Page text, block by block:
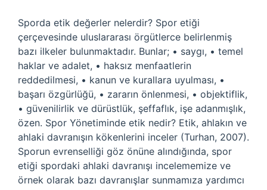
Sporda etik değerler nelerdir? Spor etiği
çerçevesinde uluslararası örgütlerce belirlenmiş
bazı ilkeler bulunmaktadır. Bunlar; • saygı, • temel
haklar ve adalet, • haksız menfaatlerin
reddedilmesi, • kanun ve kurallara uyulması, •
başarı özgürlüğü, • zararın önlenmesi, • objektiflik,
• güvenilirlik ve dürüstlük, şeffaflık, işe adanmışlık,
özen. Spor Yönetiminde etik nedir? Etik, ahlakın ve
ahlaki davranışın kökenlerini inceler (Turhan, 2007).
Sporun evrenselliği göz önüne alındığında, spor
etiği spordaki ahlaki davranışı incelememize ve
örnek olarak bazı davranışlar sunmamıza yardımcı